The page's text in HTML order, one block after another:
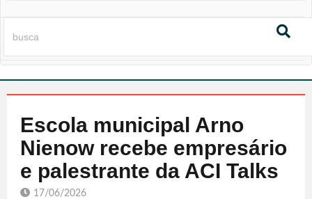
Escola municipal Arno
Nienow recebe empresário
e palestrante da ACI Talks
17/06/2026